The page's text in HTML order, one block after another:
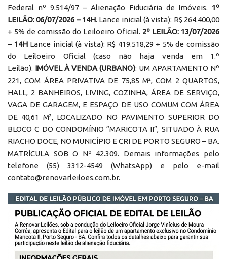
Federal nº 9.514/97 – Alienação Fiduciária de Imóveis. 1º
LEILÃO: 06/07/2026 – 14H. Lance inicial (à vista): R$ 264.400,00
+ 5% de comissão do Leiloeiro Oficial. 2º LEILÃO: 13/07/2026
– 14HLance inicial (à vista): R$ 419.518,29 + 5% de comissão
do Leiloeiro Oficial (caso não haja venda em 1.º
Leilão). IMÓVEL À VENDA (URBANO): UM APARTAMENTO Nº
221, COM ÁREA PRIVATIVA DE 75,85 M², COM 2 QUARTOS,
HALL, 2 BANHEIROS, LIVING, COZINHA, ÁREA DE SERVIÇO,
VAGA DE GARAGEM, E ESPAÇO DE USO COMUM COM ÁREA
DE 40,61 M², LOCALIZADO NO PAVIMENTO SUPERIOR DO
BLOCO C DO CONDOMÍNIO “MARICOTA II”, SITUADO À RUA
RIACHO DOCE, NO MUNICÍPIO E CRI DE PORTO SEGURO – BA.
MATRÍCULA SOB O Nº 42.309. Demais informações pelo
telefone (55) 3312-4549 (WhatsApp) e pelo e-mail
contato@renovarleiloes.com.br.